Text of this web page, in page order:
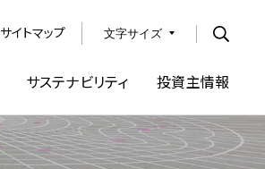
サイトマップ 文字サイズ
サステナビリティ 投資主情報